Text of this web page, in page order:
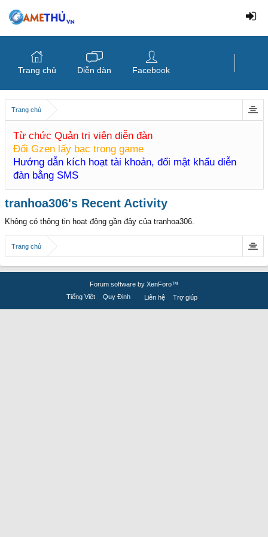
Trang chủ
Từ chức Quản trị viên diễn đàn
Đổi Gzen lấy bạc trong game
Hướng dẫn kích hoạt tài khoản, đổi mật khẩu diễn
đàn bằng SMS
tranhoa306's Recent Activity
Không có thông tin hoạt động gần đây của tranhoa306.
Trang chủ
Trang chủ Diễn đàn Facebook
Forum software by XenForo™
Tiếng Việt
Quy Định Liên hệ Trợ giúp